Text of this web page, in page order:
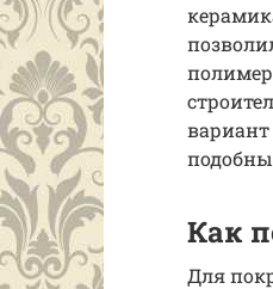
Как
Для